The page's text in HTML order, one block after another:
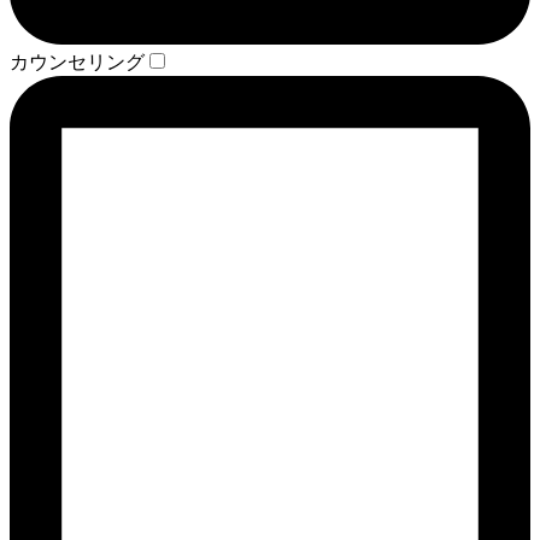
カウンセリング